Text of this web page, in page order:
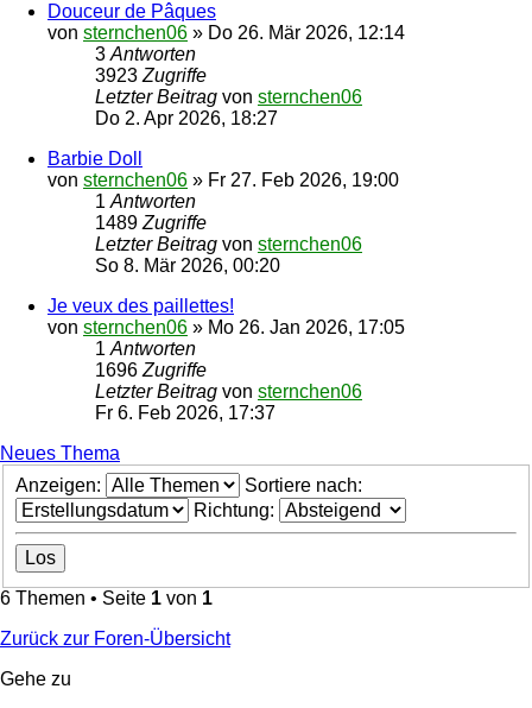
Douceur de Pâques
von sternchen06 » Do 26. Mär 2026, 12:14
3 Antworten
3923 Zugriffe
Letzter Beitrag von sternchen06
Do 2. Apr 2026, 18:27
Barbie Doll
von sternchen06 » Fr 27. Feb 2026, 19:00
1 Antworten
1489 Zugriffe
Letzter Beitrag von sternchen06
So 8. Mär 2026, 00:20
Je veux des paillettes!
von sternchen06 » Mo 26. Jan 2026, 17:05
1 Antworten
1696 Zugriffe
Letzter Beitrag von sternchen06
Fr 6. Feb 2026, 17:37
Neues Thema
Anzeigen:
Sortiere nach:
Richtung:
6 Themen • Seite 1 von 1
Zurück zur Foren-Übersicht
Gehe zu